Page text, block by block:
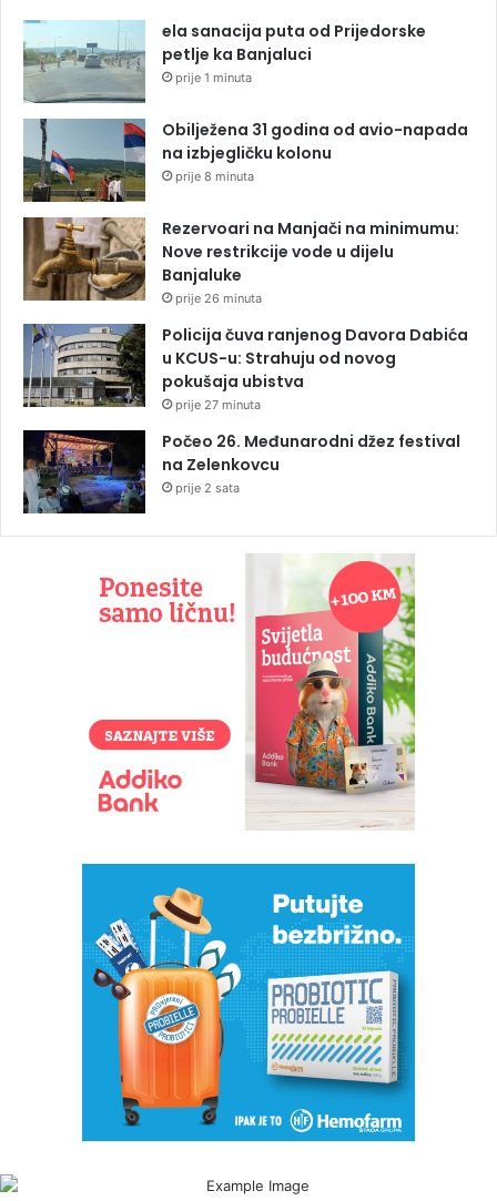
ela sanacija puta od Prijedorske
petlje ka Banjaluci
prije 1 minuta
Obilježena 31 godina od avio-napada
na izbjegličku kolonu
prije 8 minuta
Rezervoari na Manjači na minimumu:
Nove restrikcije vode u dijelu
Banjaluke
prije 26 minuta
Policija čuva ranjenog Davora Dabića
u KCUS-u: Strahuju od novog
pokušaja ubistva
prije 27 minuta
Počeo 26. Međunarodni džez festival
na Zelenkovcu
prije 2 sata